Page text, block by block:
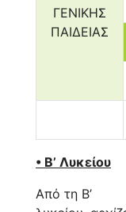
ΓΕΝΙΚΗΣ
ΠΑΙΔΕΙΑΣ
• Β’ Λυκείου
Από τη Β’